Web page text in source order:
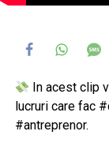
In acest clip
lucruri care fac
#antreprenor.